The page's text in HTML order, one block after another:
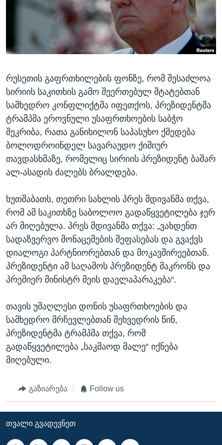
ᲡᲢᲣᲓᲘᲐ ᲕᲐᲨᲘᲜᲒᲢᲝᲜᲘ
ᲔᲙᲝᲜᲝᲛᲘᲙᲐ
ᲯᲐᲜᲛᲠᲗᲔᲚᲝᲑᲐ
ᲛᲔᲪᲜᲘᲔᲠᲔᲑᲐ
ᲙᲣᲚᲢᲣᲠᲐ
ᲒᲐᲚᲘᲚᲔᲝ
ᲓᲔᲖᲘᲜᲤᲝᲠᲛᲐᲪᲘᲐ
Learning English
ᲗᲕᲐᲚᲘ ᲒᲕᲐᲓᲔᲕᲜᲔᲗ
ენები
რუსეთის გაფრთხილების ფონზე, რომ შესაძლოა
სირიის საკითხის გამო შეერთებულ შტატებთან
სამხედრო კონფლიქტმა იფეთქოს, პრეზიდენტმა
ტრამპმა ეროვნული უსაფრთხოების საბჭო
შეკრიბა, რათა განიხილონ საპასუხო ქმედება
ბოლოდროინდელ სავარაუდო ქიმიურ
თავდასხმაზე, რომელიც სირიის პრეზიდენტ ბაშარ
ალ-ასადის ძალებს ბრალდება.
ხუთშაბათს, თეთრი სახლის პრეს მდივანმა თქვა,
რომ ამ საკითხზე საბოლოო გადაწყვეტილება ჯერ
არ მიღებულა. პრეს მდივანმა თქვა: „ვახდენთ
სადაზვერვო მონაცემების შეფასებას და გვაქვს
დიალოგი პარტნიორებთან და მოკავშირეებთან.
პრეზიდენტი ამ საღამოს პრეზიდენტ მაკრონს და
პრემიერ მინისტრ მეის დაელაპარაკება“.
თავის უმაღლესი დონის უსაფრთხოების და
სამხედრო მრჩევლებთან შეხვედრის წინ,
პრეზიდენტმა ტრამპმა თქვა, რომ
გადაწყვეტილება „საკმაოდ მალე“ იქნება
მიღებული.
გაზიარება Follow us
ᲗᲕᲐᲚᲘ ᲒᲕᲐᲓᲔᲕᲜᲔᲗ